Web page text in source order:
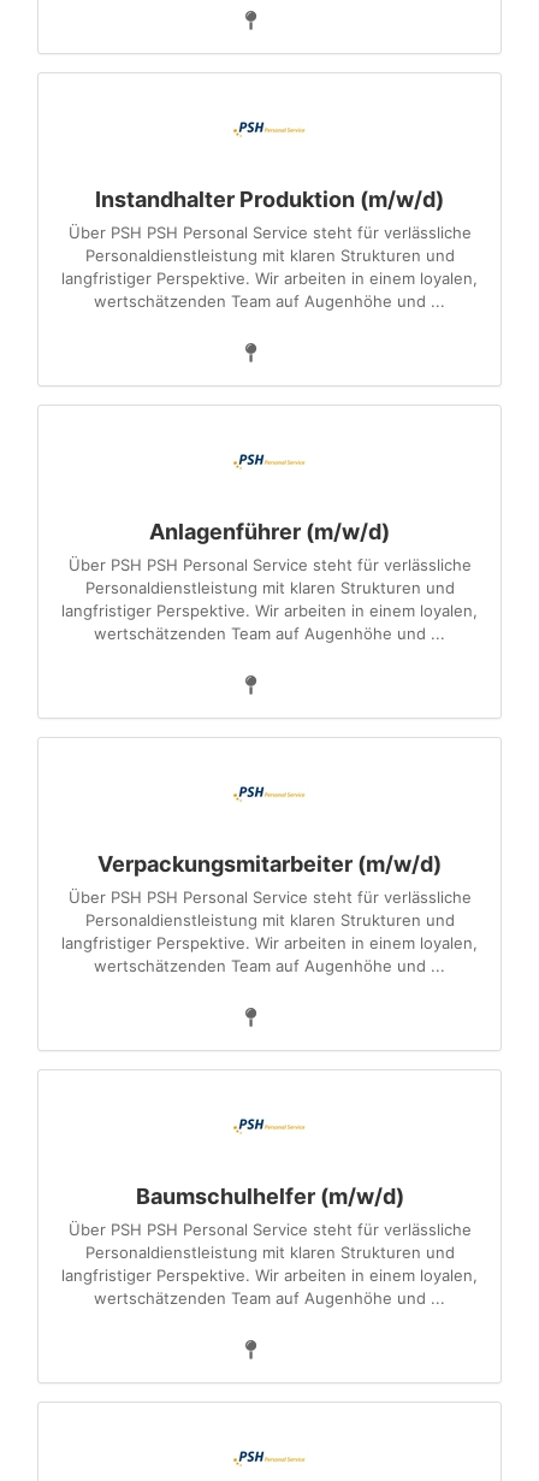
Instandhalter Produktion (m/w/d)
Über PSH PSH Personal Service steht für verlässliche
Personaldienstleistung mit klaren Strukturen und
langfristiger Perspektive. Wir arbeiten in einem loyalen,
wertschätzenden Team auf Augenhöhe und ...
Anlagenführer (m/w/d)
Über PSH PSH Personal Service steht für verlässliche
Personaldienstleistung mit klaren Strukturen und
langfristiger Perspektive. Wir arbeiten in einem loyalen,
wertschätzenden Team auf Augenhöhe und ...
Verpackungsmitarbeiter (m/w/d)
Über PSH PSH Personal Service steht für verlässliche
Personaldienstleistung mit klaren Strukturen und
langfristiger Perspektive. Wir arbeiten in einem loyalen,
wertschätzenden Team auf Augenhöhe und ...
Baumschulhelfer (m/w/d)
Über PSH PSH Personal Service steht für verlässliche
Personaldienstleistung mit klaren Strukturen und
langfristiger Perspektive. Wir arbeiten in einem loyalen,
wertschätzenden Team auf Augenhöhe und ...